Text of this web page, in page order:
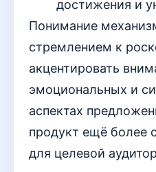
достижения и
Понимание
стремлением к
акцентировать
эмоциональных и
аспектах
продукт ещё более
для целевой